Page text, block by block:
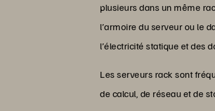
plusieurs dans un même
l’armoire du serveur ou le
l’électricité statique et des
Les serveurs rack sont
de calcul, de réseau et de